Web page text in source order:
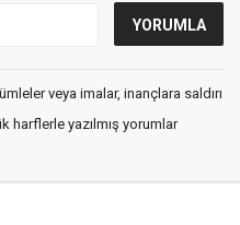
veya imalar, inançlara saldırı
harflerle yazılmış yorumlar